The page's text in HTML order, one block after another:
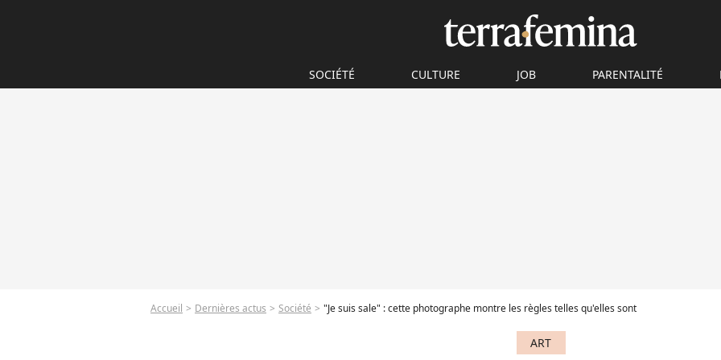
SOCIÉTÉ CULTURE JOB PARENTALITÉ
Accueil Dernières actus Société "Je suis sale" : cette photographe montre les règles telles qu'elles sont
ART